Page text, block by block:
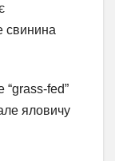
свинина
“grass-fed”
яловичу